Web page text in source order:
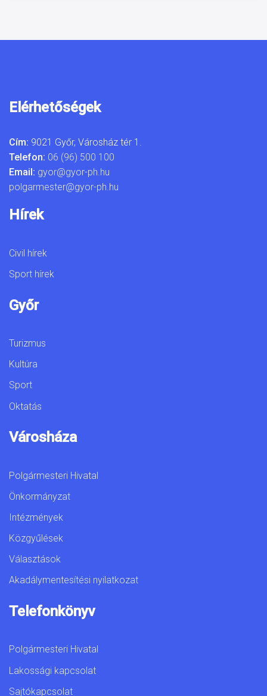
Elérhetőségek
Cím: 9021 Győr, Városház tér 1.
Telefon: 06 (96) 500 100
Email: gyor@gyor-ph.hu
polgarmester@gyor-ph.hu
Hírek
Civil hírek
Sport hírek
Győr
Turizmus
Kultúra
Sport
Oktatás
Városháza
Polgármesteri Hivatal
Önkormányzat
Intézmények
Közgyűlések
Választások
Akadálymentesítési nyilatkozat
Telefonkönyv
Polgármesteri Hivatal
Lakossági kapcsolat
Sajtókapcsolat